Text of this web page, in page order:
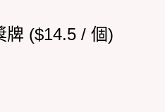
牌 ($14.5 / 個)